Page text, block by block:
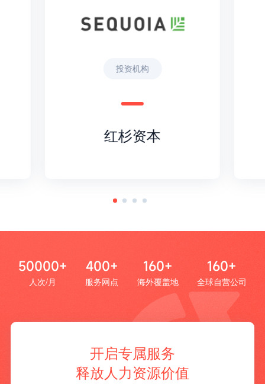
投资机构
红杉资本
50000+
人次/月
400+
服务网点
160+
海外覆盖地
160+
全球自营公司
开启专属服务
释放人力资源价值